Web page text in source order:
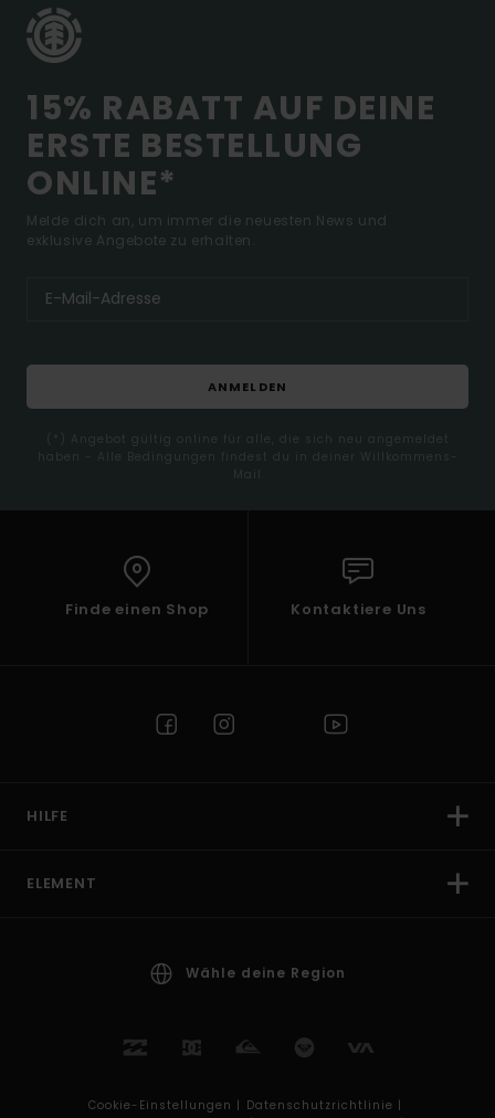
15% RABATT AUF DEINE
ERSTE BESTELLUNG
ONLINE*
Melde dich an, um immer die neuesten News und
exklusive Angebote zu erhalten.
ANMELDEN
(*) Angebot gültig online für alle, die sich neu angemeldet
haben - Alle Bedingungen findest du in deiner Willkommens-
Mail
Finde einen Shop Kontaktiere Uns
HILFE
ELEMENT
Wähle deine Region
Cookie-Einstellungen | Datenschutzrichtlinie |